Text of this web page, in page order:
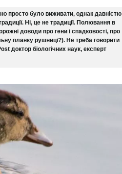
просто було виживати, однак давністю
Ні, це не традиції. Полювання в
доводи про гени і спадковості, про
планку рушниці?). Не треба говорити
доктор біологічних наук, експерт